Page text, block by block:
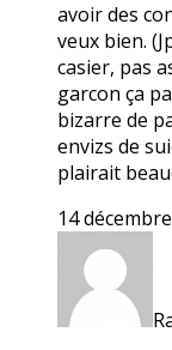
avoir des
veux bien.
casier, pas
garcon ça
bizarre de
envizs de
plairait
14